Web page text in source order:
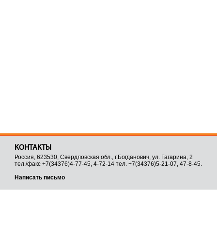
КОНТАКТЫ
Россия, 623530, Свердловская обл., г.Богданович, ул. Гагарина, 2
тел./факс +7(34376)4-77-45, 4-72-14 тел. +7(34376)5-21-07, 47-8-45.
Написать письмо